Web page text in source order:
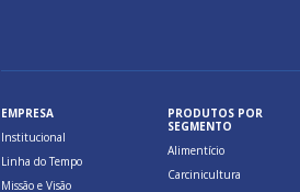
EMPRESA
Institucional
Linha do Tempo
Missão e Visão
PRODUTOS POR
SEGMENTO
Alimentício
Carcinicultura